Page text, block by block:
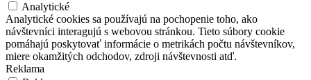
Analytické
Analytické cookies sa používajú na pochopenie toho, ako
návštevníci interagujú s webovou stránkou. Tieto súbory cookie
pomáhajú poskytovať informácie o metrikách počtu návštevníkov,
miere okamžitých odchodov, zdroji návštevnosti atď.
Reklama